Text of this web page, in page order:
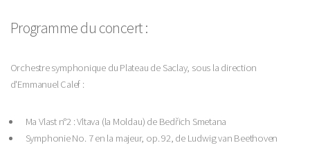
Programme du concert :
Orchestre symphonique du Plateau de Saclay, sous la direction
d'Emmanuel Calef :
Ma Vlast n°2 : Vltava (la Moldau) de Bedřich Smetana
Symphonie No. 7 en la majeur, op. 92, de Ludwig van Beethoven